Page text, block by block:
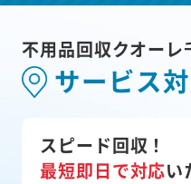
不用品回収クオーレ
サービス
スピード回収！
最短即日で対応い